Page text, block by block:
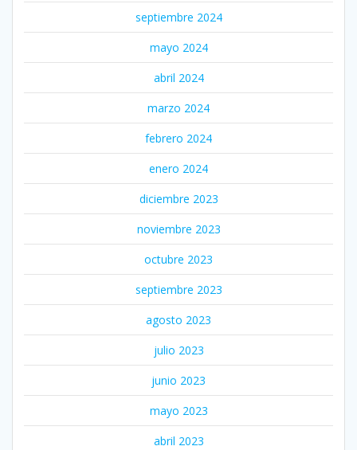
septiembre 2024
mayo 2024
abril 2024
marzo 2024
febrero 2024
enero 2024
diciembre 2023
noviembre 2023
octubre 2023
septiembre 2023
agosto 2023
julio 2023
junio 2023
mayo 2023
abril 2023